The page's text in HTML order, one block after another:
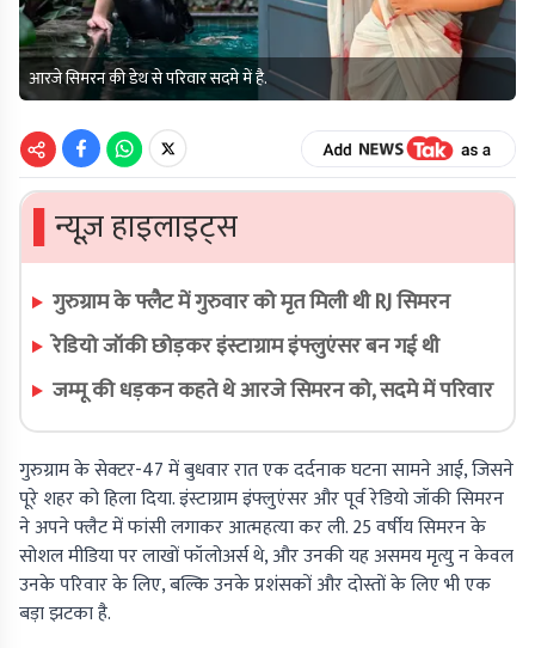
आरजे सिमरन की डेथ से परिवार सदमे में है.
न्यूज़ हाइलाइट्स
गुरुग्राम के फ्लैट में गुरुवार को मृत मिली थी RJ सिमरन
रेडियो जॉकी छोड़कर इंस्टाग्राम इंफ्लुएंसर बन गई थी
जम्मू की धड़कन कहते थे आरजे सिमरन को, सदमे में परिवार
गुरुग्राम के सेक्टर-47 में बुधवार रात एक दर्दनाक घटना सामने आई, जिसने
पूरे शहर को हिला दिया. इंस्टाग्राम इंफ्लुएंसर और पूर्व रेडियो जॉकी सिमरन
ने अपने फ्लैट में फांसी लगाकर आत्महत्या कर ली. 25 वर्षीय सिमरन के
सोशल मीडिया पर लाखों फॉलोअर्स थे, और उनकी यह असमय मृत्यु न केवल
उनके परिवार के लिए, बल्कि उनके प्रशंसकों और दोस्तों के लिए भी एक
बड़ा झटका है.